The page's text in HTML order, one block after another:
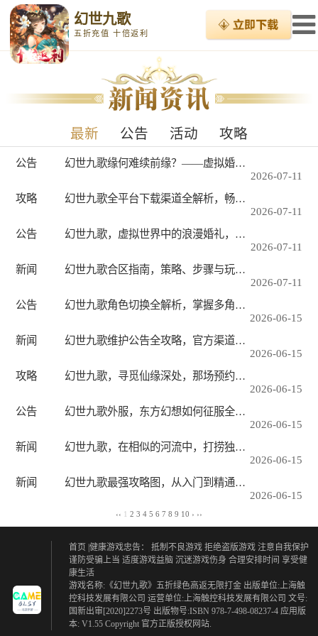
幻世九歌
五折充值 十倍返利
最新 公告 活动 攻略
公告
幻世九歌缘何难续前缘？——虚拟婚礼背后的文化沉思
2026-07-11
攻略
幻世九歌全平台下载渠道全解析，畅游东方幻想世界的正确打开方式
2026-07-11
公告
幻世九歌，虚拟世界中的浪漫婚礼，游戏社交的情感升华
2026-07-11
新闻
幻世九歌合区指南，策略、步骤与玩家应对全解析
2026-07-11
公告
幻世九歌角色切换全解析，掌握多角色操控，畅游东方幻世
2026-06-15
新闻
幻世九歌维护公告全攻略，官方渠道、版本更新与玩家应对手册
2026-06-15
攻略
幻世九歌，寻觅仙缘深处，那场预约在云端的婚宴
2026-06-15
公告
幻世九歌外服，东方幻想如何征服全球玩家？
2026-06-15
新闻
幻世九歌，在相似的河流中，打捞独属东方幻梦的鳞光
2026-06-15
新闻
幻世九歌最强攻略图，从入门到精通，一图掌控九霄征途
2026-06-15
‹‹ 1 2 3 4 5 6 7 8 9 10 › ››
首页 |健康游戏忠告： 抵制不良游戏 拒绝盗版游戏 注意自我保护
谨防受骗上当 适度游戏益脑 沉迷游戏伤身 合理安排时间 享受健
康生活
游戏名称:《幻世九歌》五折绿色高返无限打金 出版单位:上海触
控科技发展有限公司 运营单位:上海触控科技发展有限公司 文号:
国新出审[2020]2273号 出版物号:ISBN 978-7-498-08237-4 应用版
本: V1.55 Copyright 官方正版授权网站.